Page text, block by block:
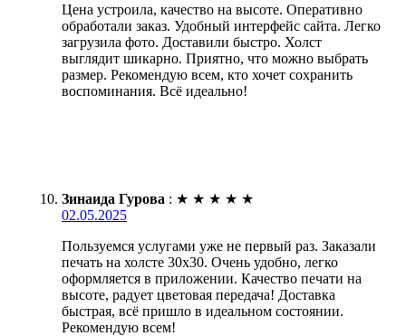
Цена устроила, качество на высоте. Оперативно
обработали заказ. Удобный интерфейс сайта. Легко
загрузила фото. Доставили быстро. Холст
выглядит шикарно. Приятно, что можно выбрать
размер. Рекомендую всем, кто хочет сохранить
воспоминания. Всё идеально!
Зинаида Гурова : ★ ★ ★ ★ ★
02.05.2025
Пользуемся услугами уже не первый раз. Заказали
печать на холсте 30х30. Очень удобно, легко
оформляется в приложении. Качество печати на
высоте, радует цветовая передача! Доставка
быстрая, всё пришло в идеальном состоянии.
Рекомендую всем!